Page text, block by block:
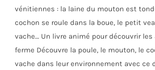
vénitiennes : la laine du mouton est
cochon se roule dans la boue, le petit
vache… Un livre animé pour découvrir les
ferme Découvre la poule, le mouton, le
vache dans leur environnement avec ce